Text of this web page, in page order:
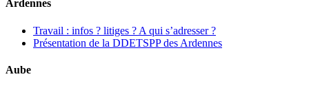
Ardennes
Travail : infos ? litiges ? A qui s’adresser ?
Présentation de la DDETSPP des Ardennes
Aube